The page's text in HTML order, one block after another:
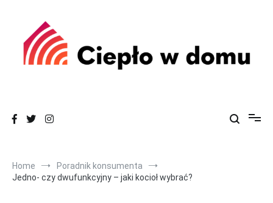
zawartości
Home
Poradnik konsumenta
Jedno- czy dwufunkcyjny – jaki kocioł wybrać?